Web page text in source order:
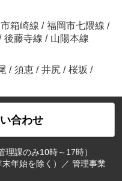
箱崎線 / 福岡市七隈線 /
後藤寺線 / 山陽本線
/ 須恵 / 井尻 / 桜坂 /
合わせ
理課のみ10時～17時）
年始を除く）／ 管理事業